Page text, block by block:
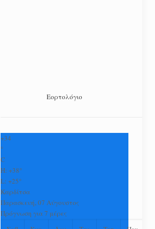
Εορτολόγιο
+34
°
C
H:+38°
L:+25°
Καρδίτσα
Παρασκευή, 07 Αύγουστος
Πρόγνωση για 7 μέρες